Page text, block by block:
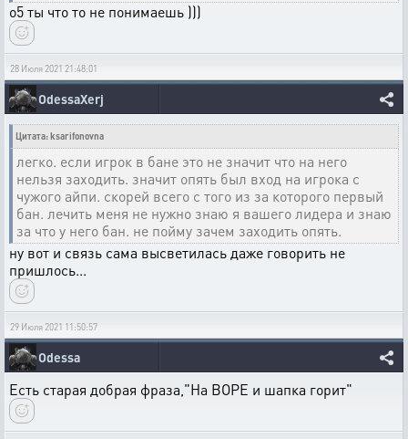
о5 ты что то не понимаешь )))
28 Июля 2021 21:48:01
OdessaXerj
Цитата: ksarifonovna
легко. если игрок в бане это не значит что на него
нельзя заходить. значит опять был вход на игрока с
чужого айпи. скорей всего с того из за которого первый
бан. лечить меня не нужно знаю я вашего лидера и знаю
за что у него бан. не пойму зачем заходить опять.
ну вот и связь сама высветилась даже говорить не
пришлось...
29 Июля 2021 11:50:57
Odessa
Есть старая добрая фраза,"На ВОРЕ и шапка горит"